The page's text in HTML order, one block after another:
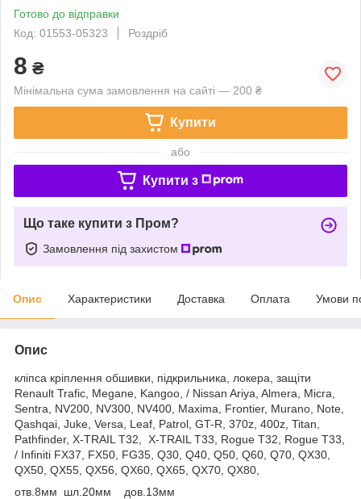
Готово до відправки
Код: 01553-05323
Роздріб
8 ₴
Мінімальна сума замовлення на сайті — 200 ₴
Купити
або
Купити з
Що таке купити з Пром?
Замовлення під захистом
Опис Характеристики Доставка Оплата Умови
Опис
кліпса кріплення обшивки, підкрильника, локера, защіти
Renault Trafic, Megane, Kangoo, / Nissan Ariya, Almera, Micra,
Sentra, NV200, NV300, NV400, Maxima, Frontier, Murano, Note,
Qashqai, Juke, Versa, Leaf, Patrol, GT-R, 370z, 400z, Titan,
Pathfinder, X-TRAIL T32, X-TRAIL T33, Rogue T32, Rogue T33,
/ Infiniti FX37, FX50, FG35, Q30, Q40, Q50, Q60, Q70, QX30,
QX50, QX55, QX56, QX60, QX65, QX70, QX80,
отв.8мм шл.20мм дов.13мм